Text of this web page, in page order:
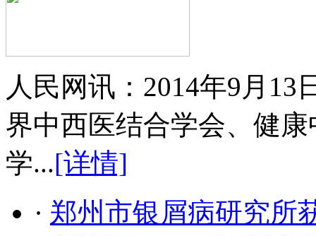
人民网讯：2014年9月
界中西医结合学会、健
学...[详情]
· 郑州市银屑病研究所